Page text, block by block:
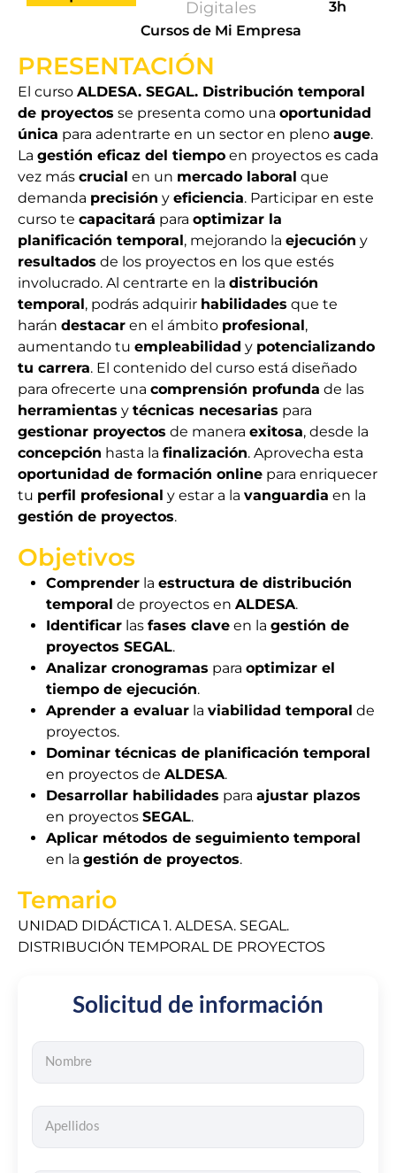
Digitales
Cursos de Mi Empresa
3h
PRESENTACIÓN
El curso ALDESA. SEGAL. Distribución temporal
de proyectos se presenta como una oportunidad
única para adentrarte en un sector en pleno auge.
La gestión eficaz del tiempo en proyectos es cada
vez más crucial en un mercado laboral que
demanda precisión y eficiencia. Participar en este
curso te capacitará para optimizar la
planificación temporal, mejorando la ejecución y
resultados de los proyectos en los que estés
involucrado. Al centrarte en la distribución
temporal, podrás adquirir habilidades que te
harán destacar en el ámbito profesional,
aumentando tu empleabilidad y potencializando
tu carrera. El contenido del curso está diseñado
para ofrecerte una comprensión profunda de las
herramientas y técnicas necesarias para
gestionar proyectos de manera exitosa, desde la
concepción hasta la finalización. Aprovecha esta
oportunidad de formación online para enriquecer
tu perfil profesional y estar a la vanguardia en la
gestión de proyectos.
Objetivos
Comprender la estructura de distribución
temporal de proyectos en ALDESA.
Identificar las fases clave en la gestión de
proyectos SEGAL.
Analizar cronogramas para optimizar el
tiempo de ejecución.
Aprender a evaluar la viabilidad temporal de
proyectos.
Dominar técnicas de planificación temporal
en proyectos de ALDESA.
Desarrollar habilidades para ajustar plazos
en proyectos SEGAL.
Aplicar métodos de seguimiento temporal
en la gestión de proyectos.
Temario
UNIDAD DIDÁCTICA 1. ALDESA. SEGAL.
DISTRIBUCIÓN TEMPORAL DE PROYECTOS
Solicitud de información